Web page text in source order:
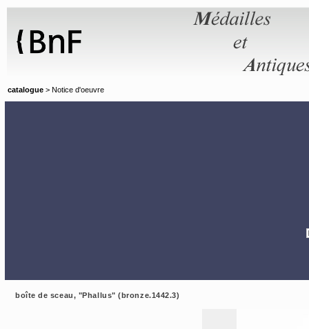
catalogue > Notice d'oeuvre
boîte de sceau, "Phallus" (bronze.1442.3)